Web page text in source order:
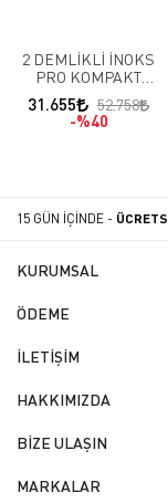
2 DEMLİKLİ İNOKS
PRO KOMPAKT
FULL OTOMATİK ÇAY
KAZANI
31.655
52.758
%40
15 GÜN İÇİNDE -
KURUMSAL
ÖDEME
İLETİŞİM
HAKKIMIZDA
BİZE ULAŞIN
MARKALAR